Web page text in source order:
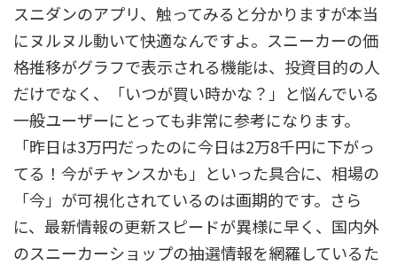
スニダンのアプリ、触ってみると分かりますが本当
にヌルヌル動いて快適なんですよ。スニーカーの価
格推移がグラフで表示される機能は、投資目的の人
だけでなく、「いつが買い時かな？」と悩んでいる
一般ユーザーにとっても非常に参考になります。
「昨日は3万円だったのに今日は2万8千円に下がっ
てる！今がチャンスかも」といった具合に、相場の
「今」が可視化されているのは画期的です。さら
に、最新情報の更新スピードが異様に早く、国内外
のスニーカーショップの抽選情報を網羅しているた